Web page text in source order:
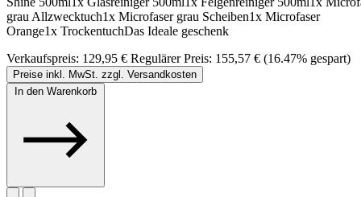
grau Allzwecktuch1x Microfaser grau Scheiben1x Microfaser
Orange1x TrockentuchDas Ideale geschenk
Verkaufspreis: 129,95 € Regulärer Preis: 155,57 € (16.47% gespart)
Preise inkl. MwSt. zzgl. Versandkosten
In den Warenkorb